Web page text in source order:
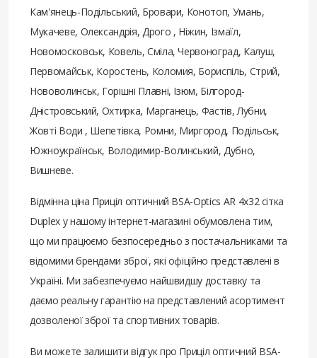
Кам'янець-Подільський, Бровари, Конотоп, Умань,
Мукачеве, Олександрія, Дрого , Ніжин, Ізмаїл,
Новомосковськ, Ковель, Сміла, Червоноград, Калуш,
Первомайськ, Коростень, Коломия, Бориспіль, Стрий,
Нововолинськ, Горішні Плавні, Ізюм, Білгород-
Дністровський, Охтирка, Марганець, Фастів, Лубни,
Жовті Води , Шепетівка, Ромни, Миргород, Подільськ,
Южноукраїнськ, Володимир-Волинський, Дубно,
Вишневе.
Відмінна ціна Приціл оптичний BSA-Optics AR 4х32 сітка
Duplex у нашому інтернет-магазині обумовлена ​​тим,
що ми працюємо безпосередньо з постачальниками та
відомими брендами зброї, які офіційно представлені в
Україні. Ми забезпечуємо найшвидшу доставку та
даємо реальну гарантію на представлений асортимент
дозволеної зброї та спортивних товарів.
Ви можете залишити відгук про Приціл оптичний BSA-